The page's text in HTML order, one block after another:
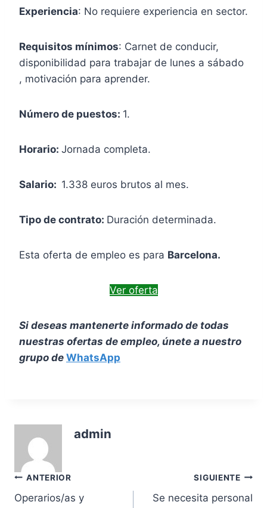
Experiencia: No requiere experiencia en sector.
Requisitos mínimos: Carnet de conducir,
disponibilidad para trabajar de lunes a sábado
, motivación para aprender.
Número de puestos: 1.
Horario: Jornada completa.
Salario: 1.338 euros brutos al mes.
Tipo de contrato: Duración determinada.
Esta oferta de empleo es para Barcelona.
Ver oferta
Si deseas mantenerte informado de todas
nuestras ofertas de empleo, únete a nuestro
grupo de WhatsApp
admin
Navegación
ANTERIOR
Operarios/as y
SIGUIENTE
Se necesita personal